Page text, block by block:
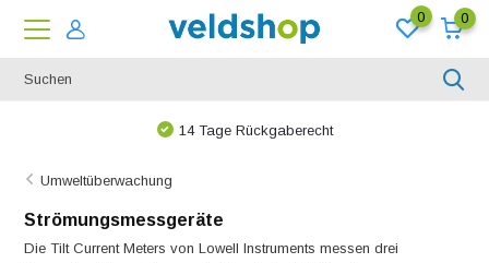
0 0
14 Tage Rückgaberecht
Umweltüberwachung
Strömungsmessgeräte
Die Tilt Current Meters von Lowell Instruments messen drei